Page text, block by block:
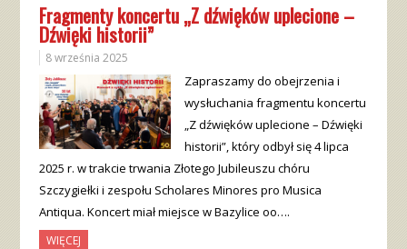
Fragmenty koncertu „Z dźwięków uplecione –
Dźwięki historii”
8 września 2025
Zapraszamy do obejrzenia i
wysłuchania fragmentu koncertu
„Z dźwięków uplecione – Dźwięki
historii”, który odbył się 4 lipca
2025 r. w trakcie trwania Złotego Jubileuszu chóru
Szczygiełki i zespołu Scholares Minores pro Musica
Antiqua. Koncert miał miejsce w Bazylice oo….
WIĘCEJ